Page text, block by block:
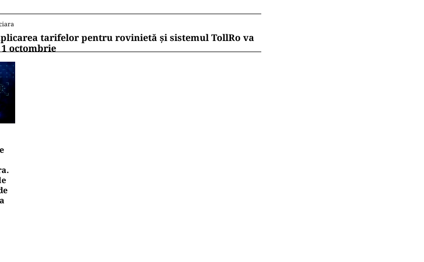
tarifelor pentru rovinietă și sistemul TollRo va
octombrie